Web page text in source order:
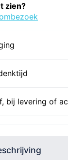
zien?
bij levering of